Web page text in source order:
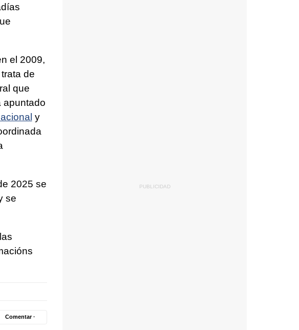
el 2009,
de
que
apuntado
y
2025 se
se
Comentar ·